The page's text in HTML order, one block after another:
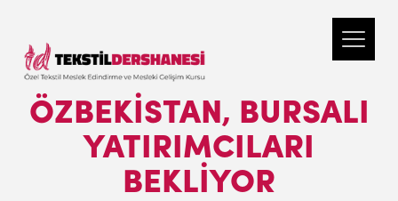
ÖZBEKISTAN, BURSALI
YATIRIMCILARI
BEKLIYOR